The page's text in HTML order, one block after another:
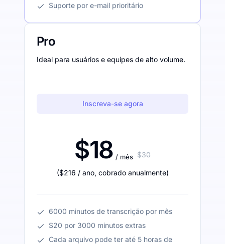
Suporte por e-mail prioritário
Pro
Ideal para usuários e equipes de alto volume.
Inscreva-se agora
$18 / mês $30
($216 / ano, cobrado anualmente)
6000 minutos de transcrição por mês
$20 por 3000 minutos extras
Cada arquivo pode ter até 5 horas de